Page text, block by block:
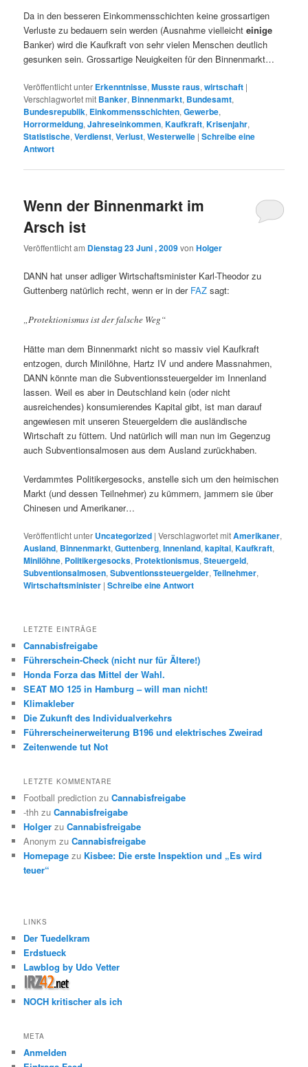
Da in den besseren Einkommensschichten keine grossartigen
Verluste zu bedauern sein werden (Ausnahme vielleichteinige
Banker) wird die Kaufkraft von sehr vielen Menschen deutlich
gesunken sein. Grossartige Neuigkeiten für den Binnenmarkt…
Veröffentlicht unter Erkenntnisse,Musste raus,wirtschaft |
Verschlagwortet mit Banker, Binnenmarkt, Bundesamt,
Bundesrepublik, Einkommensschichten,Gewerbe,
Horrormeldung,Jahreseinkommen,Kaufkraft,Krisenjahr,
Statistische,Verdienst,Verlust,Westerwelle |Schreibe eine
Antwort
Wenn der Binnenmarkt im
Arsch ist
Veröffentlicht am Dienstag 23 Juni , 2009vonHolger
DANN hat unser adliger Wirtschaftsminister Karl-Theodor zu
Guttenberg natürlich recht, wenn er in der FAZsagt:
„Protektionismus ist der falsche Weg“
Hätte man dem Binnenmarkt nicht so massiv viel Kaufkraft
entzogen, durch Minilöhne, Hartz IV und andere Massnahmen,
DANN könnte man die Subventionssteuergelder im Innenland
lassen. Weil es aber in Deutschland kein (oder nicht
ausreichendes) konsumierendes Kapital gibt, ist man darauf
angewiesen mit unseren Steuergeldern die ausländische
Wirtschaft zu füttern. Und natürlich will man nun im Gegenzug
auch Subventionsalmosen aus dem Ausland zurückhaben.
Verdammtes Politikergesocks, anstelle sich um den heimischen
Markt (und dessen Teilnehmer) zu kümmern, jammern sie über
Chinesen und Amerikaner…
Veröffentlicht unter Uncategorized |Verschlagwortet mitAmerikaner,
Ausland, Binnenmarkt,Guttenberg,Innenland,kapital,Kaufkraft,
Minilöhne, Politikergesocks, Protektionismus,Steuergeld,
Subventionsalmosen,Subventionssteuergelder,Teilnehmer,
Wirtschaftsminister |Schreibe eine Antwort
LETZTE EINTRÄGE
Cannabisfreigabe
Führerschein-Check (nicht nur für Ältere!)
Honda Forza das Mittel der Wahl.
SEAT MO 125 in Hamburg – will man nicht!
Klimakleber
Die Zukunft des Individualverkehrs
Führerscheinerweiterung B196 und elektrisches Zweirad
Zeitenwende tut Not
LETZTE KOMMENTARE
Football prediction zuCannabisfreigabe
-thh zuCannabisfreigabe
Holger zuCannabisfreigabe
Anonym zuCannabisfreigabe
Homepage zu Kisbee: Die erste Inspektion und „Es wird
teuer“
LINKS
Der Tuedelkram
Erdstueck
Lawblog by Udo Vetter
NOCH kritischer als ich
META
Anmelden